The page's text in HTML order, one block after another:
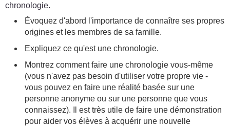
chronologie.
Évoquez d'abord l'importance de connaître ses propres
origines et les membres de sa famille.
Expliquez ce qu'est une chronologie.
Montrez comment faire une chronologie vous-même
(vous n'avez pas besoin d'utiliser votre propre vie -
vous pouvez en faire une réalité basée sur une
personne anonyme ou sur une personne que vous
connaissez). Il est très utile de faire une démonstration
pour aider vos élèves à acquérir une nouvelle